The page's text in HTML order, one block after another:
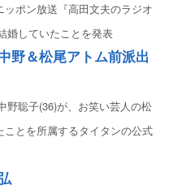
ポン放送『高田文夫のラジオ
婚していたことを発表
野＆松尾アトム前派出
野聡子(36)が、お笑い芸人の松
とを所属するタイタンの公式